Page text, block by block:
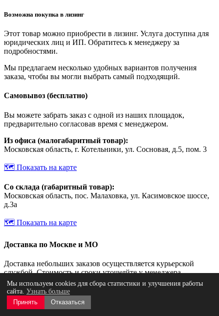
Возможна покупка в лизинг
Этот товар можно приобрести в лизинг. Услуга доступна для
юридических лиц и ИП. Обратитесь к менеджеру за
подробностями.
Мы предлагаем несколько удобных вариантов получения
заказа, чтобы вы могли выбрать самый подходящий.
Самовывоз (бесплатно)
Вы можете забрать заказ с одной из наших площадок,
предварительно согласовав время с менеджером.
Из офиса (малогабаритный товар):
Московская область, г. Котельники, ул. Сосновая, д.5, пом. 3
🗺️ Показать на карте
Со склада (габаритный товар):
Московская область, пос. Малаховка, ул. Касимовское шоссе,
д.3а
🗺️ Показать на карте
Доставка по Москве и МО
Доставка небольших заказов осуществляется курьерской
службой. Стоимость и сроки уточняйте у менеджера.
Доставка по России
Мы доставляем оборудование в любой регион РФ, работая с
Мы используем cookies для сбора статистики и улучшения работы
сайта. Узнать больше
Принять
Отказаться